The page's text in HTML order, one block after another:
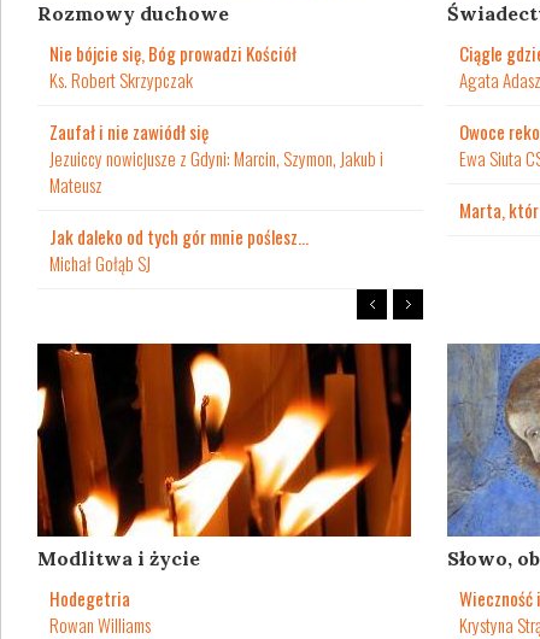
Rozmowy duchowe
Nie bójcie się, Bóg prowadzi Kościół
Ks. Robert Skrzypczak
Zaufał i nie zawiódł się
Jezuiccy nowicjusze z Gdyni: Marcin, Szymon, Jakub i
Mateusz
Jak daleko od tych gór mnie poślesz…
Michał Gołąb SJ
Ciągle
Agata
Owoce
Ewa Siuta
Marta,
Modlitwa i życie
Hodegetria
Rowan Williams
Słowo,
Krystyna